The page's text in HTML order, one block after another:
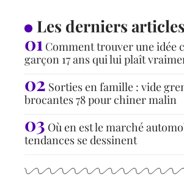
Les derniers articles
Comment trouver une idée
garçon 17 ans qui lui plaît
Sorties en famille : vide
brocantes 78 pour chiner malin
Où en est le marché
tendances se dessinent